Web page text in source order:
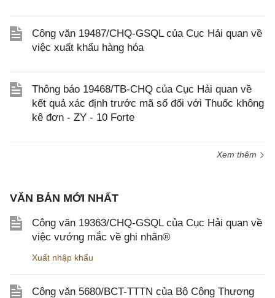
Công văn 19487/CHQ-GSQL của Cục Hải quan về
việc xuất khẩu hàng hóa
Thông báo 19468/TB-CHQ của Cục Hải quan về
kết quả xác định trước mã số đối với Thuốc không
kê đơn - ZY - 10 Forte
Xem thêm
VĂN BẢN MỚI NHẤT
Công văn 19363/CHQ-GSQL của Cục Hải quan về
việc vướng mắc về ghi nhãn®
Xuất nhập khẩu
Công văn 5680/BCT-TTTN của Bộ Công Thương